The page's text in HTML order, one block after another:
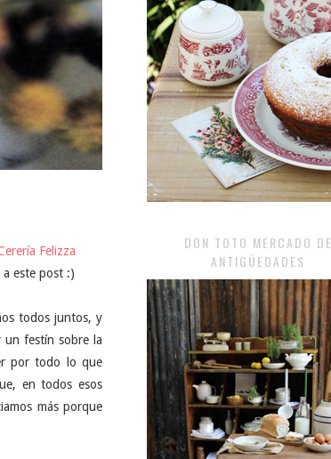
Felizza
este post :)
todos juntos, y
un festín sobre la
por todo lo que
en todos esos
más porque
DON TOTO MERCADO DE
ANTIGÜEDADES